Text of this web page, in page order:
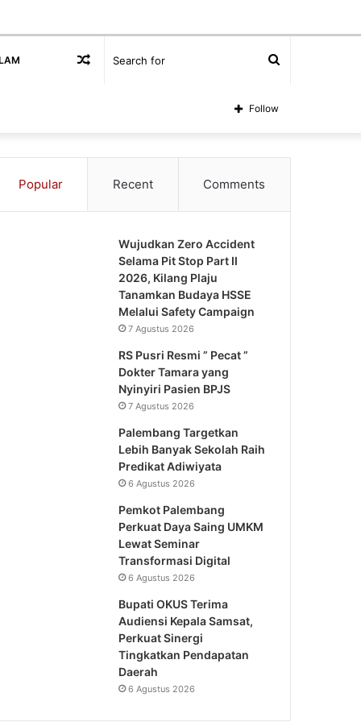
Search
Random
Follow
Popular Recent Comments
Wujudkan Zero Accident
Selama Pit Stop Part II
2026, Kilang Plaju
Tanamkan Budaya HSSE
Melalui Safety Campaign
7 Agustus 2026
RS Pusri Resmi ” Pecat ”
Dokter Tamara yang
Nyinyiri Pasien BPJS
7 Agustus 2026
Palembang Targetkan
Lebih Banyak Sekolah Raih
Predikat Adiwiyata
6 Agustus 2026
Pemkot Palembang
Perkuat Daya Saing UMKM
Lewat Seminar
Transformasi Digital
6 Agustus 2026
Bupati OKUS Terima
Audiensi Kepala Samsat,
Perkuat Sinergi
Tingkatkan Pendapatan
Daerah
6 Agustus 2026